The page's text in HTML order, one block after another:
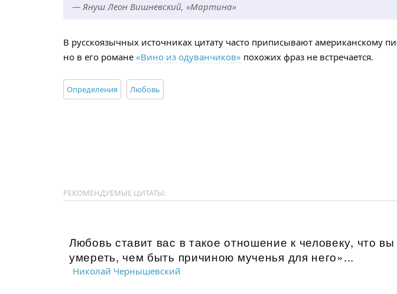
— Януш Леон Вишневский, «Мартина»
В русскоязычных источниках цитату часто приписывают американскому
но в его романе «Вино из одуванчиков» похожих фраз не встречается.
Определения Любовь
РЕКОМЕНДУЕМЫЕ ЦИТАТЫ:
Любовь ставит вас в такое отношение к человеку, что
умереть, чем быть причиною мученья для него»...
Николай Чернышевский